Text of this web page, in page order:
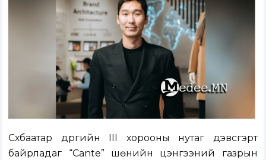
Сүхбаатар дүүргийн III хорооны нутаг дэвсгэрт
байрладаг “Cante” шөнийн цэнгээний газрын